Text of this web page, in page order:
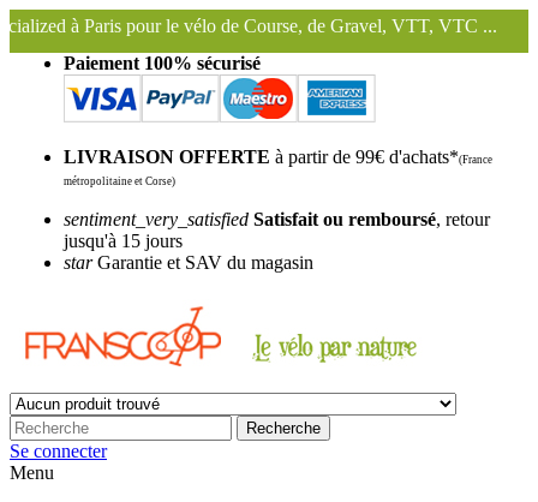
le vélo de Course, de Gravel, VTT, VTC ...
Nous conservons et
Paiement 100% sécurisé
LIVRAISON OFFERTE à partir de 99€ d'achats*(France
métropolitaine et Corse)
sentiment_very_satisfied Satisfait ou remboursé, retour
jusqu'à 15 jours
starGarantie et SAV du magasin
Recherche
Se connecter
Menu